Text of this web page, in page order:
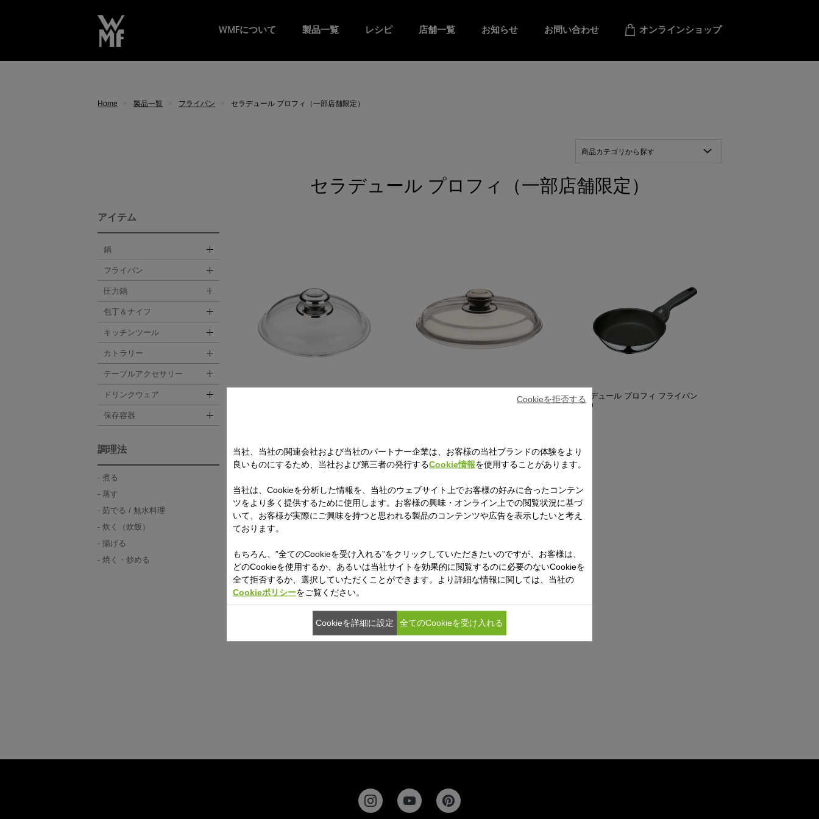
WMFについて 製品一覧 レシピ 店舗一覧 お知らせ お問い合わせ オンラインショップ
Home 製品一覧 フライパン セラデュール プロフィ（一部店舗限定）
アイテム
鍋
フライパン
圧力鍋
包丁＆ナイフ
キッチンツール
カトラリー
テーブルアクセサリー
ドリンクウェア
保存容器
調理法
煮る
蒸す
茹でる / 無水料理
炊く（炊飯）
揚げる
焼く・炒める
商品カテゴリから探す
セラデュール プロフィ（一部店舗限定）
セラデュール プロフィ フライパン
20cm
セラデュール プロフィ フライパン
当社、当社の関連会社および当社のパートナー企業は、お客様の当社ブランドの体験をより
良いものにするため、当社および第三者の発行するCookie情報を使用することがあります。
当社は、Cookieを分析した情報を、当社のウェブサイト上でお客様の好みに合ったコンテン
ツをより多く提供するために使用します。お客様の興味・オンライン上での閲覧状況に基づ
いて、お客様が実際にご興味を持つと思われる製品のコンテンツや広告を表示したいと考え
ております。
もちろん、”全てのCookieを受け入れる”をクリックしていただきたいのですが、お客様は、
どのCookieを使用するか、あるいは当社サイトを効果的に閲覧するのに必要のないCookieを
全て拒否するか、選択していただくことができます。より詳細な情報に関しては、当社の
Cookieポリシーをご覧ください。
Cookieを拒否する
Cookieを詳細に設定 全てのCookieを受け入れる